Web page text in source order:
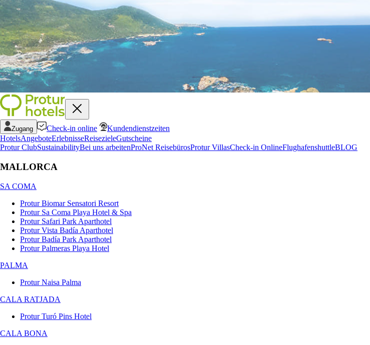
Zugang Check-in online
Kundendienstzeiten
HotelsAngeboteErlebnisseReisezieleGutscheine
Protur ClubSustainabilityBei uns arbeitenProNet ReisebürosProtur VillasCheck-in OnlineFlughafenshuttleBLOG
MALLORCA
SA COMA
Protur Biomar Sensatori Resort
Protur Sa Coma Playa Hotel & Spa
Protur Safari Park Aparthotel
Protur Vista Badía Aparthotel
Protur Badía Park Aparthotel
Protur Palmeras Playa Hotel
PALMA
Protur Naisa Palma
CALA RATJADA
Protur Turó Pins Hotel
CALA BONA